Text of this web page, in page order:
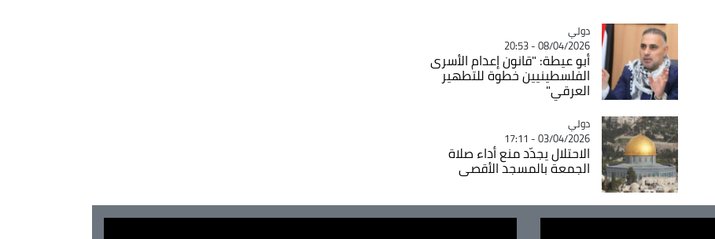
Catégorie
دولي
08/04/2026 - 20:53
أبو عيطة: "قانون إعدام الأسرى
الفلسطينيين خطوة للتطهير
العرقي"
Catégorie
دولي
03/04/2026 - 17:11
الاحتلال يجدّد منع أداء صلاة
الجمعة بالمسجد الأقصى